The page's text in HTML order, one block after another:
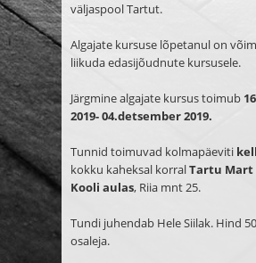
väljaspool Tartut.
Algajate kursuse lõpetanul on
liikuda edasijõudnute kursusele.
Järgmine algajate kursus toimub 16
2019- 04.detsember 2019.
Tunnid toimuvad kolmapäeviti
kokku kaheksal korralTartu Mart
Kooli aulas, Riia mnt 25.
Tundi juhendab Hele Siilak. Hind
osaleja.